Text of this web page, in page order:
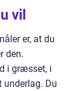
vil
er, at du
den.
i græsset, i
underlag. Du